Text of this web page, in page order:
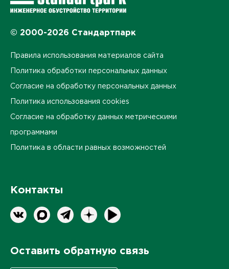
© 2000-2026 Стандартпарк
Правила использования материалов сайта
Политика обработки персональных данных
Согласие на обработку персональных данных
Политика использования cookies
Согласие на обработку данных метрическими
программами
Политика в области равных возможностей
Контакты
Оставить обратную связь